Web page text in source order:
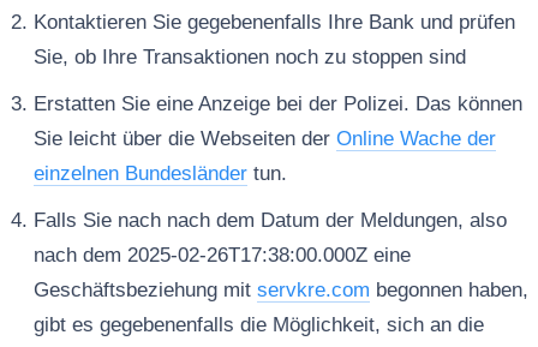
Kontaktieren Sie gegebenenfalls Ihre Bank und prüfen
Sie, ob Ihre Transaktionen noch zu stoppen sind
Erstatten Sie eine Anzeige bei der Polizei. Das können
Sie leicht über die Webseiten der Online Wache der
einzelnen Bundesländertun.
Falls Sie nach nach dem Datum der Meldungen, also
nach dem 2025-02-26T17:38:00.000Z eine
Geschäftsbeziehung mit servkre.com begonnen haben,
gibt es gegebenenfalls die Möglichkeit, sich an die